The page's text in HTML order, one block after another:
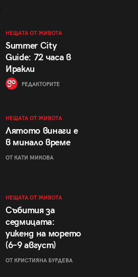
НЕЩАТА ОТ ЖИВОТА
Summer City
Guide: 72 часа в
Иракли
РЕДАКТОРИТЕ
НЕЩАТА ОТ ЖИВОТА
Лятото винаги е
в минало време
ОТ КАТИ МИКОВА
НЕЩАТА ОТ ЖИВОТА
Събития за
седмицата:
уикенд на морето
(6–9 август)
ОТ КРИСТИЯНА БУРДЕВА